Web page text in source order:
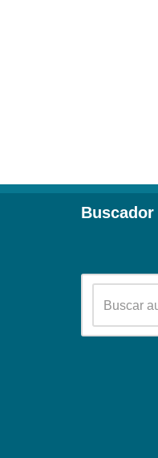
Buscador